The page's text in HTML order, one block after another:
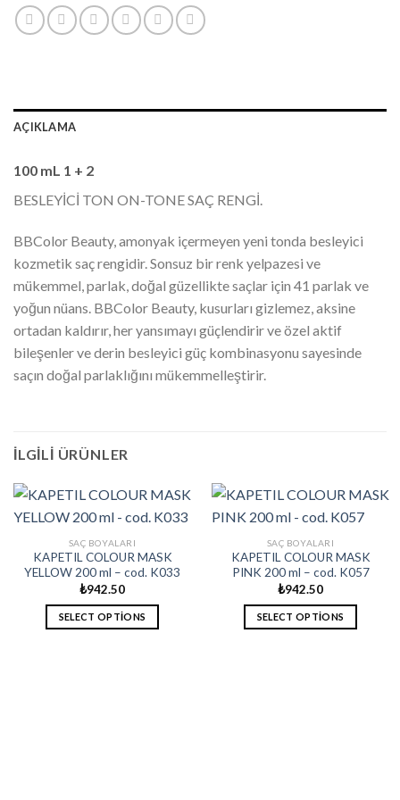
AÇIKLAMA
100 mL 1 + 2
BESLEYİCİ TON ON-TONE SAÇ RENGİ.
BBColor Beauty, amonyak içermeyen yeni tonda besleyici
kozmetik saç rengidir. Sonsuz bir renk yelpazesi ve
mükemmel, parlak, doğal güzellikte saçlar için 41 parlak ve
yoğun nüans. BBColor Beauty, kusurları gizlemez, aksine
ortadan kaldırır, her yansımayı güçlendirir ve özel aktif
bileşenler ve derin besleyici güç kombinasyonu sayesinde
saçın doğal parlaklığını mükemmelleştirir.
İLGILI ÜRÜNLER
SAÇ BOYALARI
KAPETIL COLOUR MASK
YELLOW 200 ml – cod. K033
₺942.50
SELECT OPTIONS
SAÇ BOYALARI
KAPETIL COLOUR MASK
PINK 200 ml – cod. K057
₺942.50
SELECT OPTIONS